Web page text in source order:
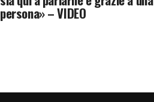
persona» – VIDEO